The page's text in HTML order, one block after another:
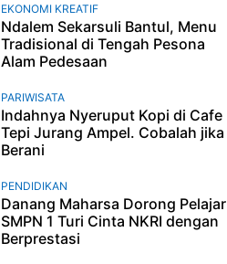
EKONOMI KREATIF
Ndalem Sekarsuli Bantul, Menu
Tradisional di Tengah Pesona
Alam Pedesaan
PARIWISATA
Indahnya Nyeruput Kopi di Cafe
Tepi Jurang Ampel. Cobalah jika
Berani
PENDIDIKAN
Danang Maharsa Dorong Pelajar
SMPN 1 Turi Cinta NKRI dengan
Berprestasi